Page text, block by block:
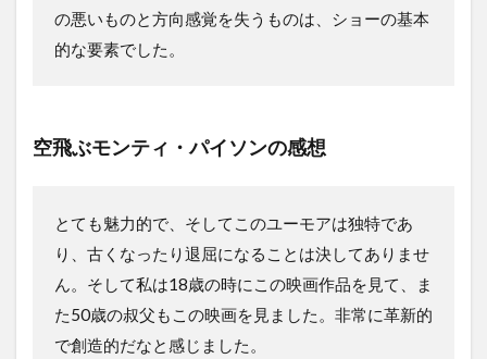
の悪いものと方向感覚を失うものは、ショーの基本
的な要素でした。
空飛ぶモンティ・パイソンの感想
とても魅力的で、そしてこのユーモアは独特であ
り、古くなったり退屈になることは決してありませ
ん。そして私は18歳の時にこの映画作品を見て、ま
た50歳の叔父もこの映画を見ました。非常に革新的
で創造的だなと感じました。